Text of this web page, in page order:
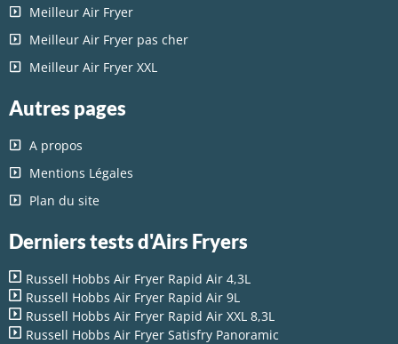
Meilleur Air Fryer
Meilleur Air Fryer pas cher
Meilleur Air Fryer XXL
Autres pages
A propos
Mentions Légales
Plan du site
Derniers tests d'Airs Fryers
Russell Hobbs Air Fryer Rapid Air 4,3L
Russell Hobbs Air Fryer Rapid Air 9L
Russell Hobbs Air Fryer Rapid Air XXL 8,3L
Russell Hobbs Air Fryer Satisfry Panoramic